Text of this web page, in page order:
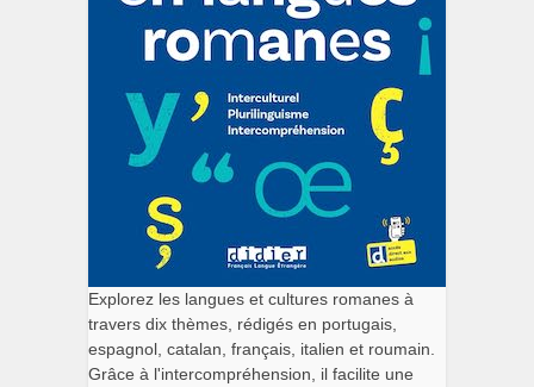
Explorez les langues et cultures romanes à
travers dix thèmes, rédigés en portugais,
espagnol, catalan, français, italien et roumain.
Grâce à l'intercompréhension, il facilite une